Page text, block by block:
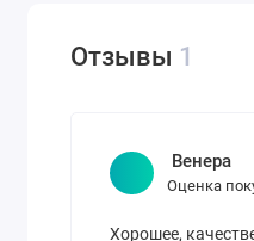
Отзывы 1
Венера
Оценка
Хорошее,